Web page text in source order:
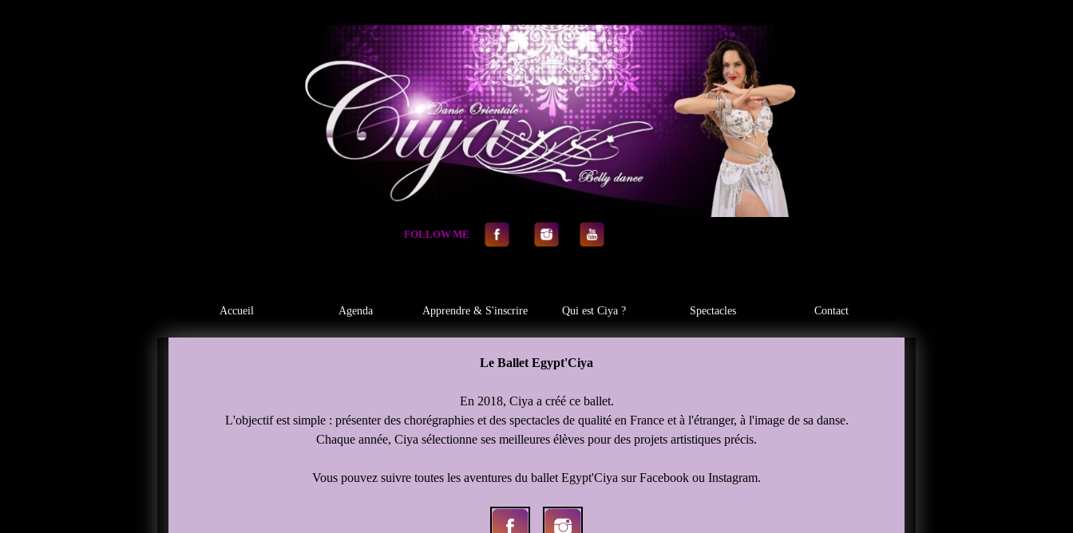
FOLLOW.ME
Accueil Agenda Apprendre & S'inscrire Qui est Ciya ? Spectacles Contact
Le Ballet Egypt'Ciya
En 2018, Ciya a créé ce ballet.
L'objectif est simple : présenter des chorégraphies et des spectacles de qualité en France et à l'étranger, à l'image de sa danse.
Chaque année, Ciya sélectionne ses meilleures élèves pour des projets artistiques précis.
Vous pouvez suivre toutes les aventures du ballet Egypt'Ciya sur Facebook ou Instagram.